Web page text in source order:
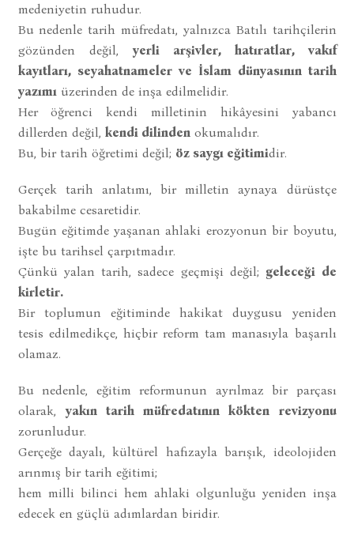
medeniyetin ruhudur.
Bu nedenle tarih müfredatı, yalnızca Batılı tarihçilerin
gözünden değil, yerli arşivler, hatıratlar, vakıf
kayıtları, seyahatnameler ve İslam dünyasının tarih
yazımı üzerinden de inşa edilmelidir.
Her öğrenci kendi milletinin hikâyesini yabancı
dillerden değil, kendi dilinden okumalıdır.
Bu, bir tarih öğretimi değil; öz saygı eğitimidir.
Gerçek tarih anlatımı, bir milletin aynaya dürüstçe
bakabilme cesaretidir.
Bugün eğitimde yaşanan ahlaki erozyonun bir boyutu,
işte bu tarihsel çarpıtmadır.
Çünkü yalan tarih, sadece geçmişi değil; geleceği de
kirletir.
Bir toplumun eğitiminde hakikat duygusu yeniden
tesis edilmedikçe, hiçbir reform tam manasıyla başarılı
olamaz.
Bu nedenle, eğitim reformunun ayrılmaz bir parçası
olarak, yakın tarih müfredatının kökten revizyonu
zorunludur.
Gerçeğe dayalı, kültürel hafızayla barışık, ideolojiden
arınmış bir tarih eğitimi;
hem milli bilinci hem ahlaki olgunluğu yeniden inşa
edecek en güçlü adımlardan biridir.